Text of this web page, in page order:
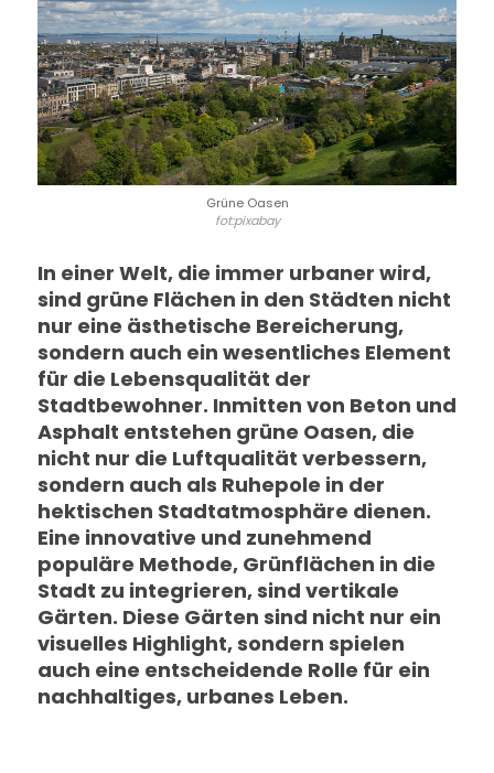
Grüne Oasen
fot:pixabay
In einer Welt, die immer urbaner wird,
sind grüne Flächen in den Städten nicht
nur eine ästhetische Bereicherung,
sondern auch ein wesentliches Element
für die Lebensqualität der
Stadtbewohner. Inmitten von Beton und
Asphalt entstehen grüne Oasen, die
nicht nur die Luftqualität verbessern,
sondern auch als Ruhepole in der
hektischen Stadtatmosphäre dienen.
Eine innovative und zunehmend
populäre Methode, Grünflächen in die
Stadt zu integrieren, sind vertikale
Gärten. Diese Gärten sind nicht nur ein
visuelles Highlight, sondern spielen
auch eine entscheidende Rolle für ein
nachhaltiges, urbanes Leben.